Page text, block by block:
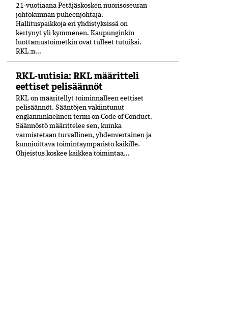
21-vuo­tiaana Petäjäskosken nuoriso­seuran
johtokunnan puheenjohtaja.
Hallituspaikkoja eri yhdistyksissä on
kertynyt yli kymmenen. Kaupunginkin
luottamustoimetkin ovat tulleet tutuiksi.
RKL:n...
RKL-uutisia: RKL määritteli
eettiset pelisäännöt
RKL on määritellyt toiminnalleen eettiset
peli­säännöt. Sääntöjen vakiintunut
englanninkielinen termi on Code of Conduct.
Säännöstö määrittelee sen, kuinka
varmistetaan turvallinen, yhdenvertainen ja
kun­nioittava toimintaympäristö kaikille.
Ohjeistus koskee kaikkea toimintaa...